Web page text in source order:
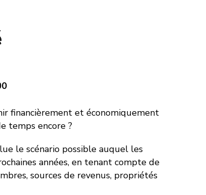
financièrement et économiquement
temps encore ?
le scénario possible auquel les
années, en tenant compte de
sources de revenus, propriétés